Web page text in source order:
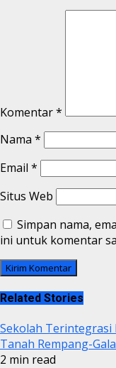
Komentar*
Nama *
Email *
Situs Web
Simpan nama,
ini untuk komentar
Related Stories
Sekolah
Tanah Rempang-
2 min read